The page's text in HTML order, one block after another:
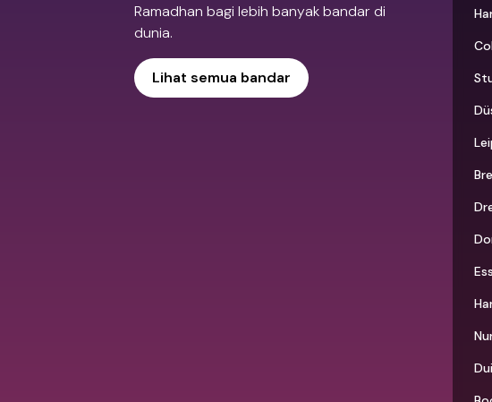
Ramadhan bagi lebih banyak bandar di
dunia.
Lihat semua bandar